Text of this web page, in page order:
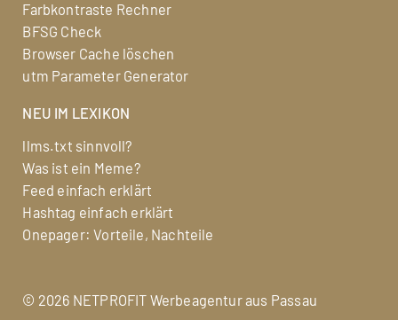
Farbkontraste Rechner
BFSG Check
Browser Cache löschen
utm Parameter Generator
NEU IM LEXIKON
llms.txt sinnvoll?
Was ist ein Meme?
Feed einfach erklärt
Hashtag einfach erklärt
Onepager: Vorteile, Nachteile
© 2026 NETPROFIT Werbeagentur aus Passau